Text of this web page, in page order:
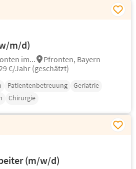
m/d)
im...
Pfronten, Bayern
€/Jahr (geschätzt)
Patientenbetreuung
Geriatrie
Chirurgie
(m/w/d)